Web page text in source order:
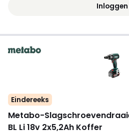
Inloggen
Eindereeks
Metabo-
BL Li 18v 2x5,2Ah Koffer